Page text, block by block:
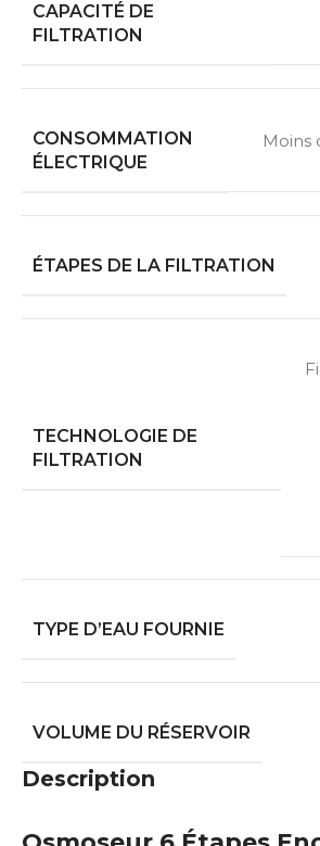
CAPACITÉ DE
FILTRATION
CONSOMMATION
ÉLECTRIQUE
Moins
ÉTAPES DE LA FILTRATION
TECHNOLOGIE DE
FILTRATION
TYPE D’EAU FOURNIE
VOLUME DU RÉSERVOIR
Description